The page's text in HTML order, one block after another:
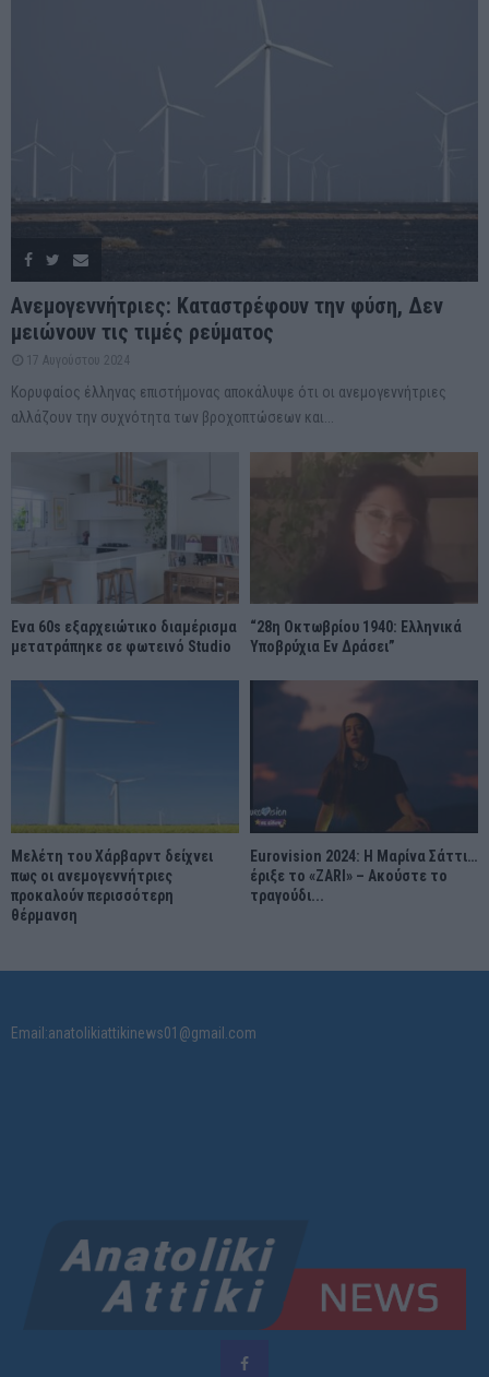
Ανεμογεννήτριες: Καταστρέφουν την φύση, Δεν
μειώνουν τις τιμές ρεύματος
17 Αυγούστου 2024
Κορυφαίος έλληνας επιστήμονας αποκάλυψε ότι οι ανεμογεννήτριες
αλλάζουν την συχνότητα των βροχοπτώσεων και...
Ένα 60s εξαρχειώτικο διαμέρισμα
μετατράπηκε σε φωτεινό Studio
“28η Οκτωβρίου 1940: Ελληνικά
Υποβρύχια Εν Δράσει”
Μελέτη του Χάρβαρντ δείχνει
πως οι ανεμογεννήτριες
προκαλούν περισσότερη
θέρμανση
Eurovision 2024: Η Μαρίνα Σάττι…
έριξε το «ZARI» – Ακούστε το
τραγούδι...
Email:anatolikiattikinews01@gmail.com